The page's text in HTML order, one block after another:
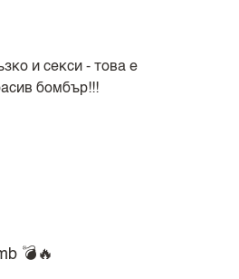
и секси - това е
бомбър!!!
💣🔥